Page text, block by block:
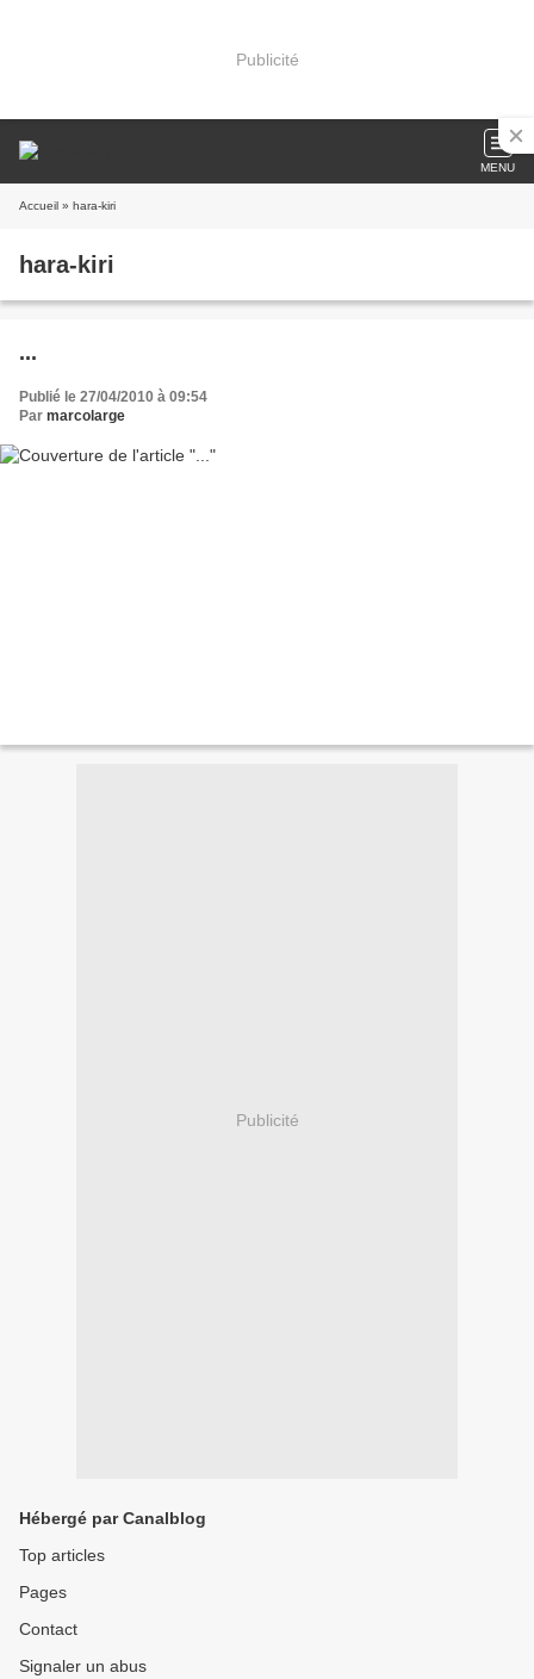
Publicité
MENU
Accueil » hara-kiri
hara-kiri
...
Publié le 27/04/2010 à 09:54
Par marcolarge
Publicité
Hébergé par Canalblog
Top articles
Pages
Contact
Signaler un abus